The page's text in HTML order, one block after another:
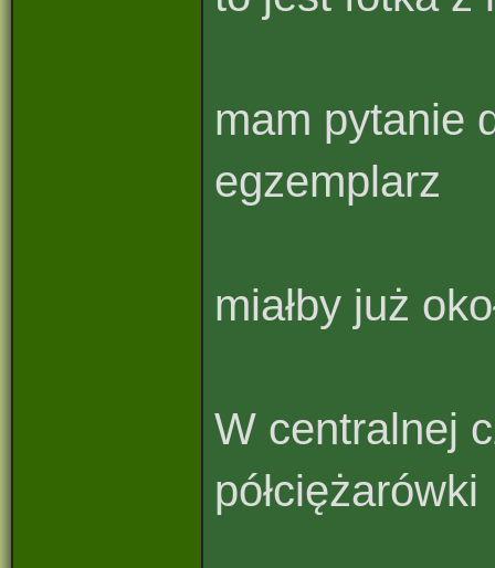
mam pytanie
egzemplarz
miałby już
W centralnej
półciężarówki